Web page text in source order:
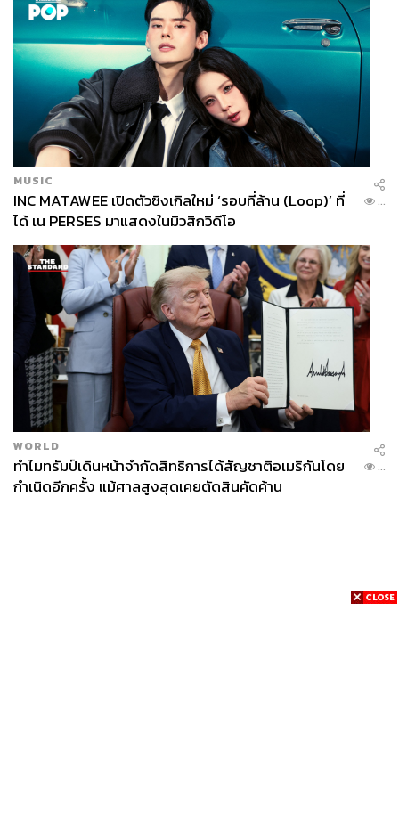
MUSIC
INC MATAWEE เปิดตัวซิงเกิลใหม่ ‘รอบที่ล้าน (Loop)’ ที่
ได้ เน PERSES มาแสดงในมิวสิกวิดีโอ
...
WORLD
ทำไมทรัมป์เดินหน้าจำกัดสิทธิการได้สัญชาติอเมริกันโดย
กำเนิดอีกครั้ง แม้ศาลสูงสุดเคยตัดสินคัดค้าน
...